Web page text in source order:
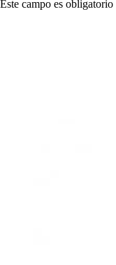
Este campo es obligatorio